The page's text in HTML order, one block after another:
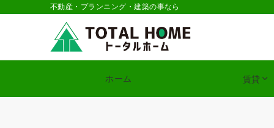
不動産・プランニング・建築の事なら
ホーム 賃貸